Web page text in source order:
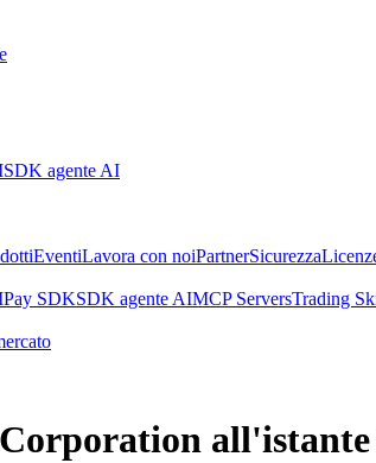
SDK agente AI
EventiLavora con noiPartnerSicurezza
Pay SDKSDK agente AIMCP ServersTrading